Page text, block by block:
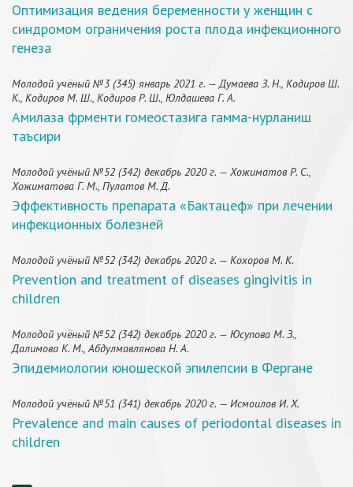
Оптимизация ведения беременности у женщин с
синдромом ограничения роста плода инфекционного
генеза
Молодой учёный №3 (345) январь 2021 г. — Думаева З. Н., Кодиров Ш.
К., Кодиров М. Ш., Кодиров Р. Ш., Юлдашeва Г. А.
Амилаза фрменти гомеостазига гамма-нурланиш
таъсири
Молодой учёный №52 (342) декабрь 2020 г. — Хожиматов Р. С.,
Хожиматова Г. М., Пулатов М. Д.
Эффективность препарата «Бактацеф» при лечении
инфекционных болезней
Молодой учёный №52 (342) декабрь 2020 г. — Кохоров М. К.
Prevention and treatment of diseases gingivitis in
children
Молодой учёный №52 (342) декабрь 2020 г. — Юсупова М. З.,
Далимова К. М., Абдулмавлянова Н. А.
Эпидемиологии юношеской эпилепсии в Фергане
Молодой учёный №51 (341) декабрь 2020 г. — Исмоилов И. Х.
Prevalence and main causes of periodontal diseases in
children